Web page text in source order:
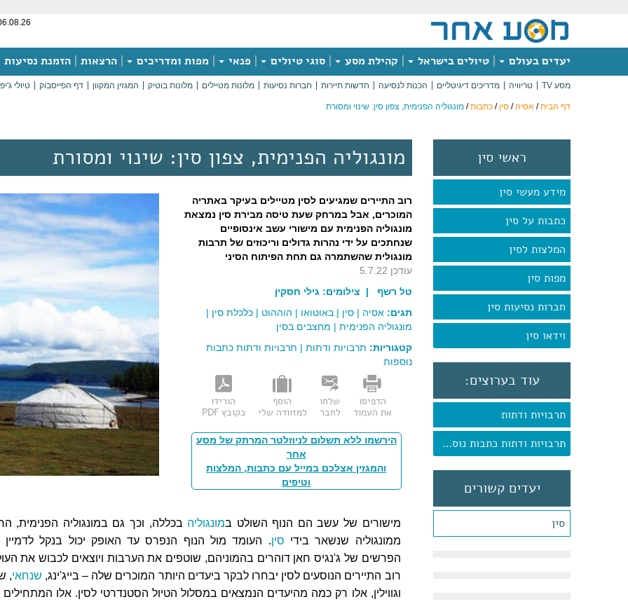
יעדים בעולם טיולים בישראל קהילת מסע סוגי טיולים פנאי מפות ומדריכים הרצאות הזמנת נסיעות
מסע TV טריוויה מדריכים דיגיטליים הכנות לנסיעה חדשות תיירות חברות נסיעות מלונות מטיילים מלונות בוטיק המגזין המקוון דף הפייסבוק טיולי
דף הבית/ אסיה/ סין / כתבות/ מונגוליה הפנימית, צפון סין: שינוי ומסורת
ראשי סין
מידע מעשי סין
כתבות על סין
המלצות לסין
מפות סין
חברות נסיעות סין
וידאו סין
עוד בערוצים:
תרבויות ודתות
תרבויות ודתות כתבות נוספות
יעדים קשורים
סין
מונגוליה הפנימית, צפון סין: שינוי ומסורת
רוב התיירים שמגיעים לסין מטיילים בעיקר באתריה
המוכרים, אבל במרחק שעת טיסה מבירת סין נמצאת
מונגוליה הפנימית עם מישורי עשב אינסופיים
שנחתכים על ידי נהרות גדולים וריכוזים של תרבות
מונגולית שהשתמרה גם תחת הפיתוח הסיני
עודכן 5.7.22
טל רשף
| צילומים: גילי חסקין
תגים: אסיה | סין | באוטואו | הוההוט | כלכלת סין |
מונגוליה הפנימית| מחצבים בסין
קטגוריות: תרבויות ודתות| תרבויות ודתות כתבות
נוספות
הדפיסו
את העמוד
שלחו
לחבר
הוסף
למזוודה שלי
הורידו
כקובץ PDF
הירשמו ללא תשלום לניוזלטר המרתק של מסע
אחר
והמגזין אצלכם במייל עם כתבות, המלצות
וטיפים
מישורים של עשב הם הנוף השולט במונגוליה בכללה, וכך גם במונגוליה הפנימית,
ממונגוליה שנשאר בידי סין. העומד מול הנוף הנפרס עד האופק יכול בנקל
הפרשים של ג'נגיס חאן דוהרים בהמוניהם, שוטפים את הערבות ויוצאים לכבוש את
רוב התיירים הנוסעים לסין יבחרו לבקר ביעדים היותר המוכרים שלה – בייג'ינג, שנחאי,
וגווילין, אלו רק כמה מהיעדים הנמצאים במסלול הטיול הסטנדרטי לסין. אלו